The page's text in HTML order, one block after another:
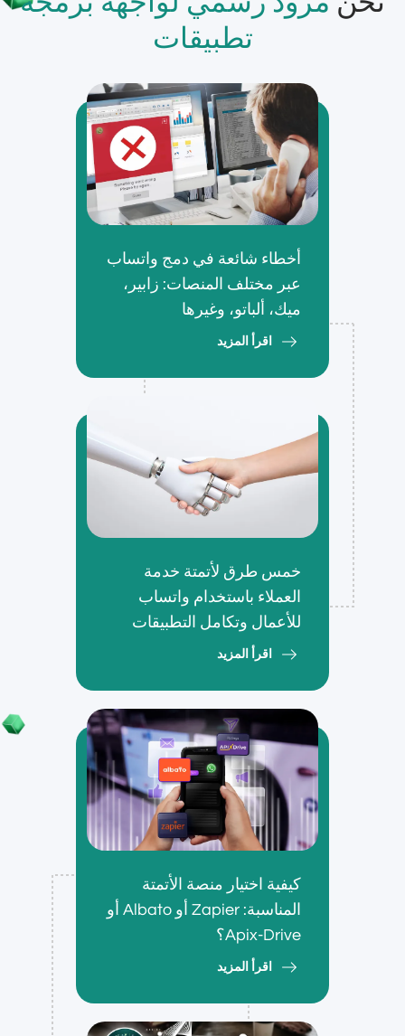
تطبيقات
أخطاء شائعة في دمج واتساب
عبر مختلف المنصات: زابير،
ميك، ألباتو، وغيرها
اقرأ المزيد
خمس طرق لأتمتة خدمة
العملاء باستخدام واتساب
للأعمال وتكامل التطبيقات
اقرأ المزيد
كيفية اختيار منصة الأتمتة
المناسبة: Zapier أو Albato أو
Apix-Drive؟
اقرأ المزيد